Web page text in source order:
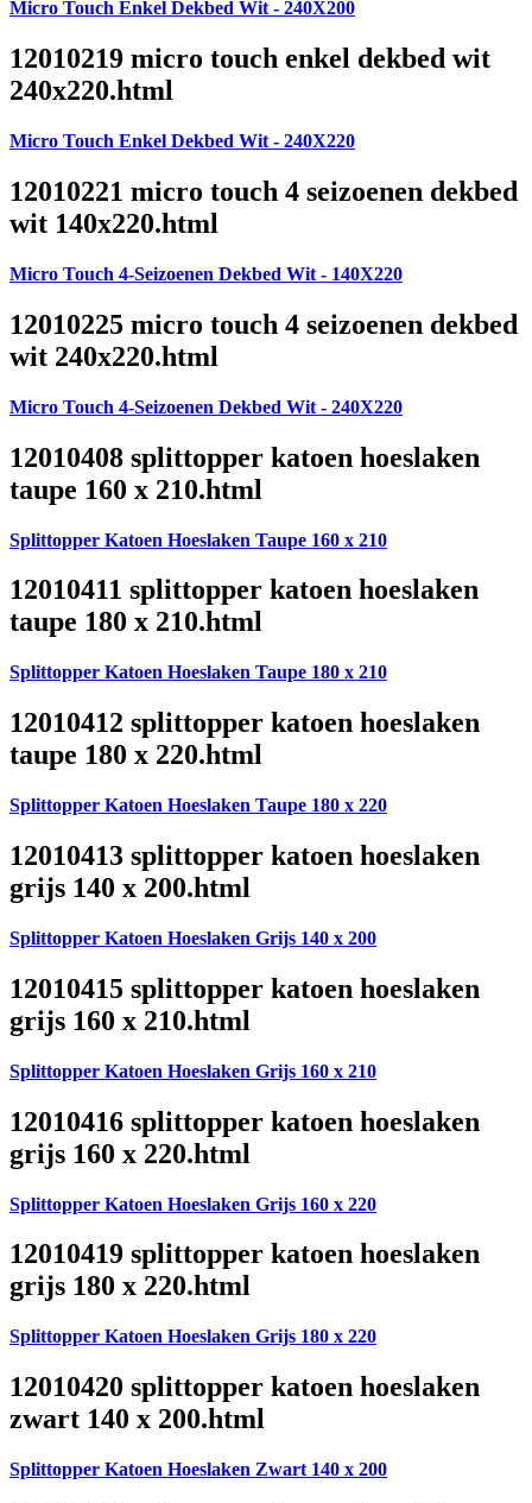
Micro Touch Enkel Dekbed Wit - 240X200
12010219 micro touch enkel dekbed wit
240x220.html
Micro Touch Enkel Dekbed Wit - 240X220
12010221 micro touch 4 seizoenen dekbed
wit 140x220.html
Micro Touch 4-Seizoenen Dekbed Wit - 140X220
12010225 micro touch 4 seizoenen dekbed
wit 240x220.html
Micro Touch 4-Seizoenen Dekbed Wit - 240X220
12010408 splittopper katoen hoeslaken
taupe 160 x 210.html
Splittopper Katoen Hoeslaken Taupe 160 x 210
12010411 splittopper katoen hoeslaken
taupe 180 x 210.html
Splittopper Katoen Hoeslaken Taupe 180 x 210
12010412 splittopper katoen hoeslaken
taupe 180 x 220.html
Splittopper Katoen Hoeslaken Taupe 180 x 220
12010413 splittopper katoen hoeslaken
grijs 140 x 200.html
Splittopper Katoen Hoeslaken Grijs 140 x 200
12010415 splittopper katoen hoeslaken
grijs 160 x 210.html
Splittopper Katoen Hoeslaken Grijs 160 x 210
12010416 splittopper katoen hoeslaken
grijs 160 x 220.html
Splittopper Katoen Hoeslaken Grijs 160 x 220
12010419 splittopper katoen hoeslaken
grijs 180 x 220.html
Splittopper Katoen Hoeslaken Grijs 180 x 220
12010420 splittopper katoen hoeslaken
zwart 140 x 200.html
Splittopper Katoen Hoeslaken Zwart 140 x 200